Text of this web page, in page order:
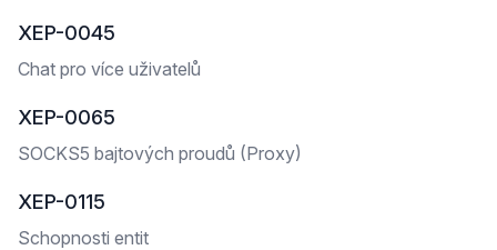
XEP-0045
Chat pro více uživatelů
XEP-0065
SOCKS5 bajtových proudů (Proxy)
XEP-0115
Schopnosti entit